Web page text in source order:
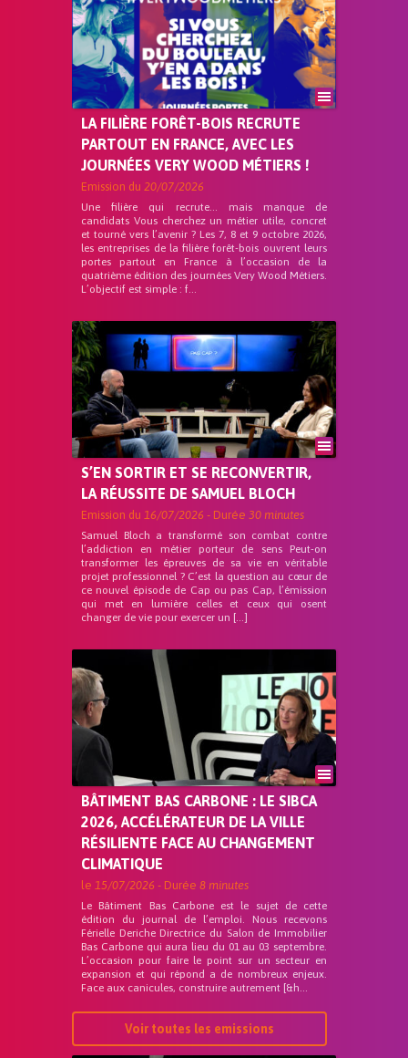
LA FILIÈRE FORÊT-BOIS RECRUTE
PARTOUT EN FRANCE, AVEC LES
JOURNÉES VERY WOOD MÉTIERS !
Emission du 20/07/2026
Une filière qui recrute… mais manque de
candidats Vous cherchez un métier utile, concret
et tourné vers l’avenir ? Les 7, 8 et 9 octobre 2026,
les entreprises de la filière forêt-bois ouvrent leurs
portes partout en France à l’occasion de la
quatrième édition des journées Very Wood Métiers.
L’objectif est simple : f...
S’EN SORTIR ET SE RECONVERTIR,
LA RÉUSSITE DE SAMUEL BLOCH
Emission du 16/07/2026 - Durée 30 minutes
Samuel Bloch a transformé son combat contre
l’addiction en métier porteur de sens Peut-on
transformer les épreuves de sa vie en véritable
projet professionnel ? C’est la question au cœur de
ce nouvel épisode de Cap ou pas Cap, l’émission
qui met en lumière celles et ceux qui osent
changer de vie pour exercer un […]
BÂTIMENT BAS CARBONE : LE SIBCA
2026, ACCÉLÉRATEUR DE LA VILLE
RÉSILIENTE FACE AU CHANGEMENT
CLIMATIQUE
le 15/07/2026 - Durée 8 minutes
Le Bâtiment Bas Carbone est le sujet de cette
édition du journal de l’emploi. Nous recevons
Férielle Deriche Directrice du Salon de Immobilier
Bas Carbone qui aura lieu du 01 au 03 septembre.
L’occasion pour faire le point sur un secteur en
expansion et qui répond a de nombreux enjeux.
Face aux canicules, construire autrement [&h...
Voir toutes les emissions